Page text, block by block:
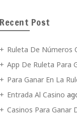
Recent Post
Ruleta De Números
App De Ruleta Para
Para Ganar En La
Entrada Al Casino
Casinos Para Ganar